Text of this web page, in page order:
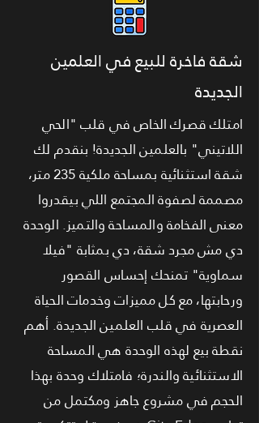
شقة فاخرة للبيع في العلمين
الجديدة
امتلك قصرك الخاص في قلب "الحي
اللاتيني" بالعلمين الجديدة! بنقدم لك
شقة استثنائية بمساحة ملكية 235 متر،
مصممة لصفوة المجتمع اللي بيقدروا
معنى الفخامة والمساحة والتميز. الوحدة
دي مش مجرد شقة، دي بمثابة "فيلا
سماوية" تمنحك إحساس القصور
ورحابتها، مع كل مميزات وخدمات الحياة
العصرية في قلب العلمين الجديدة. أهم
نقطة بيع لهذه الوحدة هي المساحة
الاستثنائية والندرة؛ فامتلاك وحدة بهذا
الحجم في مشروع جاهز ومكتمل من